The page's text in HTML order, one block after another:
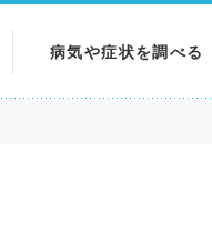
病気や症状を調べる
病気を調べる